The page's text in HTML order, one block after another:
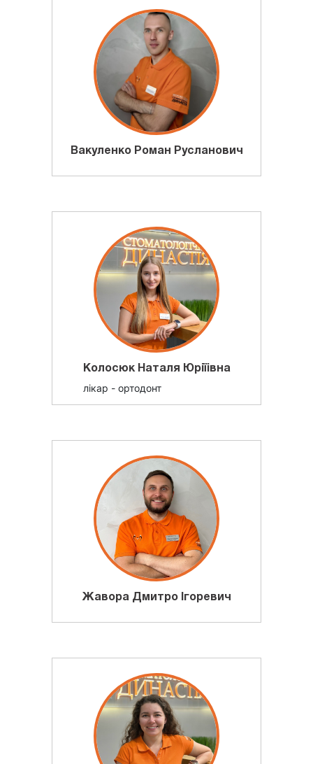
Вакуленко Роман Русланович
Колосюк Наталя Юріїівна
лікар - ортодонт
Жавора Дмитро Ігоревич